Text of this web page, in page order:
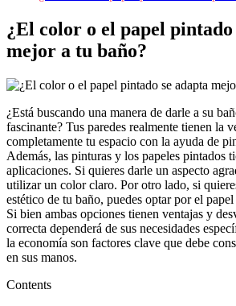
¿El color o el papel pintado
mejor a tu baño?
¿Está buscando una manera de darle a su
fascinante? Tus paredes realmente tienen la
completamente tu espacio con la ayuda de
Además, las pinturas y los papeles pintados
aplicaciones. Si quieres darle un aspecto
utilizar un color claro. Por otro lado, si
estético de tu baño, puedes optar por el
Si bien ambas opciones tienen ventajas y
correcta dependerá de sus necesidades
la economía son factores clave que debe
en sus manos.
Contents